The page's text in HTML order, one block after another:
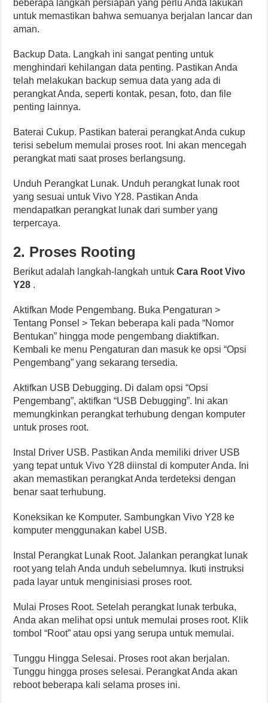
beberapa langkah persiapan yang perlu Anda lakukan
untuk memastikan bahwa semuanya berjalan lancar dan
aman.
Backup Data. Langkah ini sangat penting untuk
menghindari kehilangan data penting. Pastikan Anda
telah melakukan backup semua data yang ada di
perangkat Anda, seperti kontak, pesan, foto, dan file
penting lainnya.
Baterai Cukup. Pastikan baterai perangkat Anda cukup
terisi sebelum memulai proses root. Ini akan mencegah
perangkat mati saat proses berlangsung.
Unduh Perangkat Lunak. Unduh perangkat lunak root
yang sesuai untuk Vivo Y28. Pastikan Anda
mendapatkan perangkat lunak dari sumber yang
terpercaya.
2. Proses Rooting
Berikut adalah langkah-langkah untuk Cara Root Vivo
Y28 .
Aktifkan Mode Pengembang. Buka Pengaturan >
Tentang Ponsel > Tekan beberapa kali pada “Nomor
Bentukan” hingga mode pengembang diaktifkan.
Kembali ke menu Pengaturan dan masuk ke opsi “Opsi
Pengembang” yang sekarang tersedia.
Aktifkan USB Debugging. Di dalam opsi “Opsi
Pengembang”, aktifkan “USB Debugging”. Ini akan
memungkinkan perangkat terhubung dengan komputer
untuk proses root.
Instal Driver USB. Pastikan Anda memiliki driver USB
yang tepat untuk Vivo Y28 diinstal di komputer Anda. Ini
akan memastikan perangkat Anda terdeteksi dengan
benar saat terhubung.
Koneksikan ke Komputer. Sambungkan Vivo Y28 ke
komputer menggunakan kabel USB.
Instal Perangkat Lunak Root. Jalankan perangkat lunak
root yang telah Anda unduh sebelumnya. Ikuti instruksi
pada layar untuk menginisiasi proses root.
Mulai Proses Root. Setelah perangkat lunak terbuka,
Anda akan melihat opsi untuk memulai proses root. Klik
tombol “Root” atau opsi yang serupa untuk memulai.
Tunggu Hingga Selesai. Proses root akan berjalan.
Tunggu hingga proses selesai. Perangkat Anda akan
reboot beberapa kali selama proses ini.